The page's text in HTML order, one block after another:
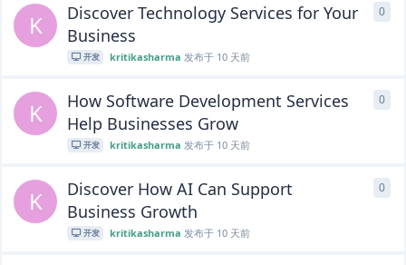
K
Discover Technology Services for Your
Business
开发 kritikasharma 发布于 10 天前
0
K
How Software Development Services
Help Businesses Grow
开发 kritikasharma 发布于 10 天前
0
K
Discover How AI Can Support
Business Growth
开发 kritikasharma 发布于 10 天前
0